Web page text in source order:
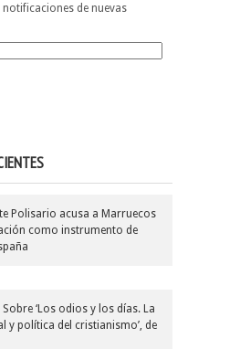
de nuevas
Polisario acusa a Marruecos
como instrumento de
Sobre ‘Los odios y los días. La
y política del cristianismo’, de